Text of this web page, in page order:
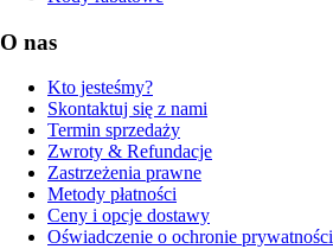
O nas
Kto jesteśmy?
Skontaktuj się z nami
Termin sprzedaży
Zwroty & Refundacje
Zastrzeżenia prawne
Metody płatności
Ceny i opcje dostawy
Oświadczenie o ochronie prywatności